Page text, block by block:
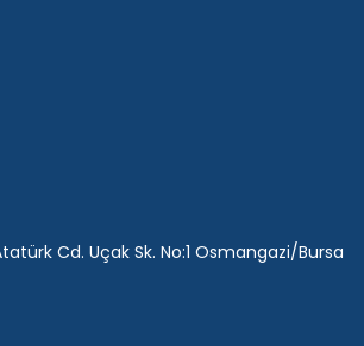
Cd. Uçak Sk. No:1 Osmangazi/Bursa